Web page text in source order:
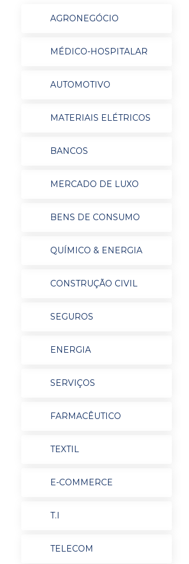
AGRONEGÓCIO
MÉDICO-HOSPITALAR
AUTOMOTIVO
MATERIAIS ELÉTRICOS
BANCOS
MERCADO DE LUXO
BENS DE CONSUMO
QUÍMICO & ENERGIA
CONSTRUÇÃO CIVIL
SEGUROS
ENERGIA
SERVIÇOS
FARMACÊUTICO
TEXTIL
E-COMMERCE
T.I
TELECOM